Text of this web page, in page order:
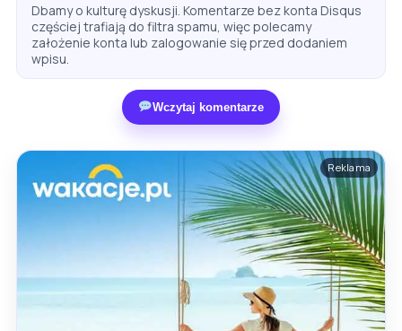
Dbamy o kulturę dyskusji. Komentarze bez konta Disqus
częściej trafiają do filtra spamu, więc polecamy
założenie konta lub zalogowanie się przed dodaniem
wpisu.
Wczytaj komentarze
Reklama